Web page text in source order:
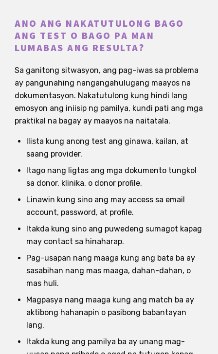
ANO ANG NAKATUTULONG BAGO
ANG TEST O BAGO PA MAN
LUMABAS ANG RESULTA?
Sa ganitong sitwasyon, ang pag-iwas sa problema
ay pangunahing nangangahulugang maayos na
dokumentasyon. Nakatutulong kung hindi lang
emosyon ang iniisip ng pamilya, kundi pati ang mga
praktikal na bagay ay maayos na naitatala.
Ilista kung anong test ang ginawa, kailan, at
saang provider.
Itago nang ligtas ang mga dokumento tungkol
sa donor, klinika, o donor profile.
Linawin kung sino ang may access sa email
account, password, at profile.
Itakda kung sino ang puwedeng sumagot kapag
may contact sa hinaharap.
Pag-usapan nang maaga kung ang bata ba ay
sasabihan nang mas maaga, dahan-dahan, o
mas huli.
Magpasya nang maaga kung ang match ba ay
aktibong hahanapin o pasibong babantayan
lang.
Itakda kung ang pamilya ba ay unang mag-